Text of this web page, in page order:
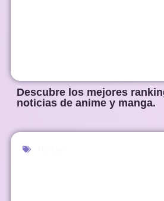
Descubre los mejores
noticias de anime y manga.